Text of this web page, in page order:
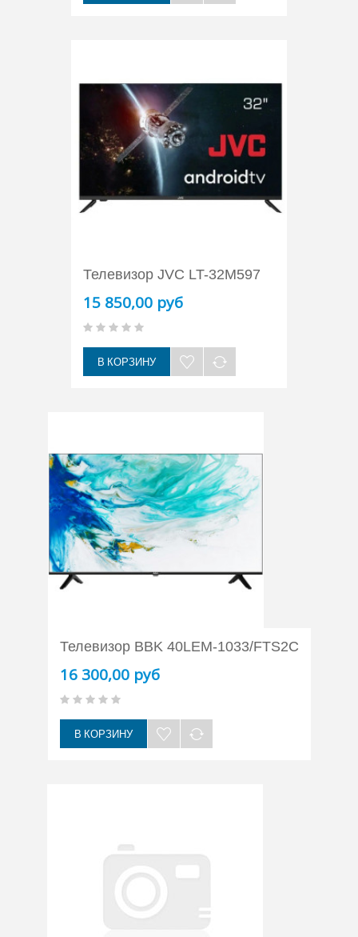
Телевизор JVC LT-32M597
15 850,00 руб
В КОРЗИНУ
Телевизор BBK 40LEM-1033/FTS2C
16 300,00 руб
В КОРЗИНУ